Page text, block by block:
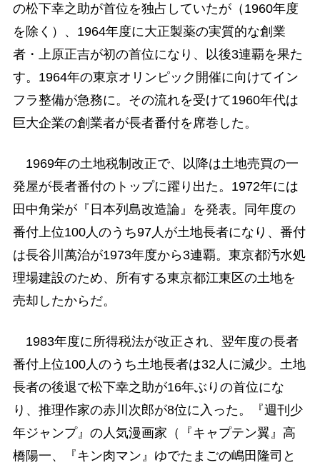
の松下幸之助が首位を独占していたが（1960年度
を除く）、1964年度に大正製薬の実質的な創業
者・上原正吉が初の首位になり、以後3連覇を果た
す。1964年の東京オリンピック開催に向けてイン
フラ整備が急務に。その流れを受けて1960年代は
巨大企業の創業者が長者番付を席巻した。
1969年の土地税制改正で、以降は土地売買の一
発屋が長者番付のトップに躍り出た。1972年には
田中角栄が『日本列島改造論』を発表。同年度の
番付上位100人のうち97人が土地長者になり、番付
は長谷川萬治が1973年度から3連覇。東京都汚水処
理場建設のため、所有する東京都江東区の土地を
売却したからだ。
1983年度に所得税法が改正され、翌年度の長者
番付上位100人のうち土地長者は32人に減少。土地
長者の後退で松下幸之助が16年ぶりの首位にな
り、推理作家の赤川次郎が8位に入った。『週刊少
年ジャンプ』の人気漫画家（『キャプテン翼』高
橋陽一、『キン肉マン』ゆでたまごの嶋田隆司と